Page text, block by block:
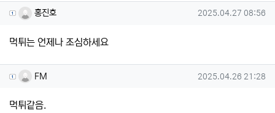
홍진호님의 댓글
홍진호 작성일
2025.04.27 08:56
먹튀는 언제나 조심하세요
FM님의 댓글
FM 작성일
2025.04.26 21:28
먹튀같음.